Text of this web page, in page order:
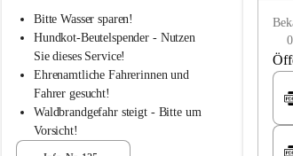
h
a
d
Bitte Wasser sparen!
Hundkot-Beutelspender - Nutzen
Sie dieses Service!
Ehrenamtliche Fahrerinnen und
Fahrer gesucht!
Waldbrandgefahr steigt - Bitte um
Vorsicht!